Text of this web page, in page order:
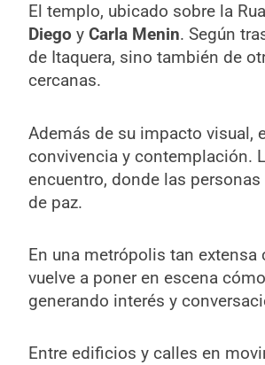
El templo, ubicado sobre la
Diego y Carla Menin. Según
de Itaquera, sino también de
cercanas.
Además de su impacto visual,
convivencia y contemplación.
encuentro, donde las
de paz.
En una metrópolis tan extensa
vuelve a poner en escena
generando interés y
Entre edificios y calles en